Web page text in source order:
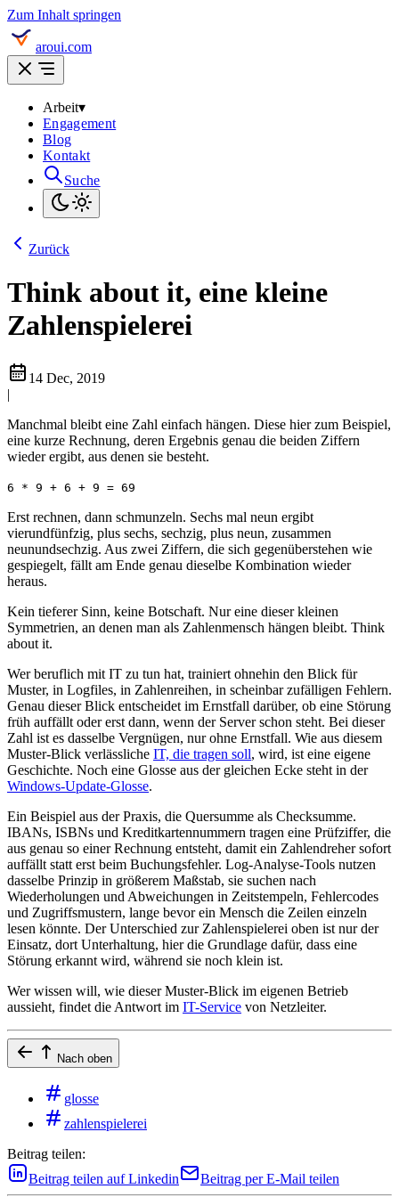
Zum Inhalt springen
aroui.com
Arbeit▾
Engagement
Blog
Kontakt
Suche
Zurück
Think about it, eine kleine
Zahlenspielerei
14 Dec, 2019
|
Manchmal bleibt eine Zahl einfach hängen. Diese hier zum Beispiel,
eine kurze Rechnung, deren Ergebnis genau die beiden Ziffern
wieder ergibt, aus denen sie besteht.
6 * 9 + 6 + 9 = 69
Erst rechnen, dann schmunzeln. Sechs mal neun ergibt
vierundfünfzig, plus sechs, sechzig, plus neun, zusammen
neunundsechzig. Aus zwei Ziffern, die sich gegenüberstehen wie
gespiegelt, fällt am Ende genau dieselbe Kombination wieder
heraus.
Kein tieferer Sinn, keine Botschaft. Nur eine dieser kleinen
Symmetrien, an denen man als Zahlenmensch hängen bleibt. Think
about it.
Wer beruflich mit IT zu tun hat, trainiert ohnehin den Blick für
Muster, in Logfiles, in Zahlenreihen, in scheinbar zufälligen Fehlern.
Genau dieser Blick entscheidet im Ernstfall darüber, ob eine Störung
früh auffällt oder erst dann, wenn der Server schon steht. Bei dieser
Zahl ist es dasselbe Vergnügen, nur ohne Ernstfall. Wie aus diesem
Muster-Blick verlässliche IT, die tragen soll, wird, ist eine eigene
Geschichte. Noch eine Glosse aus der gleichen Ecke steht in der
Windows-Update-Glosse.
Ein Beispiel aus der Praxis, die Quersumme als Checksumme.
IBANs, ISBNs und Kreditkartennummern tragen eine Prüfziffer, die
aus genau so einer Rechnung entsteht, damit ein Zahlendreher sofort
auffällt statt erst beim Buchungsfehler. Log-Analyse-Tools nutzen
dasselbe Prinzip in größerem Maßstab, sie suchen nach
Wiederholungen und Abweichungen in Zeitstempeln, Fehlercodes
und Zugriffsmustern, lange bevor ein Mensch die Zeilen einzeln
lesen könnte. Der Unterschied zur Zahlenspielerei oben ist nur der
Einsatz, dort Unterhaltung, hier die Grundlage dafür, dass eine
Störung erkannt wird, während sie noch klein ist.
Wer wissen will, wie dieser Muster-Blick im eigenen Betrieb
aussieht, findet die Antwort im IT-Service von Netzleiter.
Nach oben
glosse
zahlenspielerei
Beitrag teilen:
Beitrag teilen auf Linkedin
Beitrag per E-Mail teilen